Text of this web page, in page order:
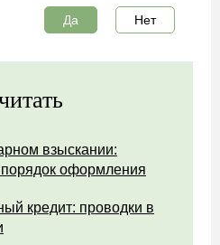
Да Нет
взыскании:
оформления
кредит: проводки в